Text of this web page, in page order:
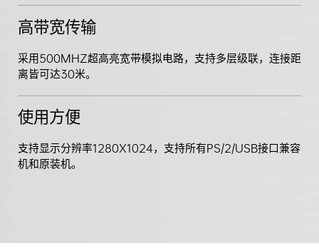
高带宽传输
采用500MHZ超高亮宽带模拟电路，支持多层级联，连接距
离皆可达30米。
使用方便
支持显示分辨率1280X1024，支持所有PS/2/USB接口兼容
机和原装机。